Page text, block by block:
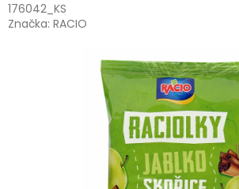
176042_KS
Značka: RACIO